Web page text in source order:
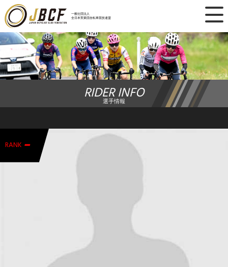
一般社団法人
全日本実業団自転車競技連盟
×
ニュース
レース日程
ランキング
チーム・選手
加盟・登録
エントリー
JBCF ROAD SERIESとは
RIDER INFO
選手情報
RANK -